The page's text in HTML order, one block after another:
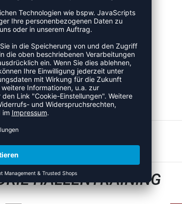
(Maße des Fußes:
HALLENTRAINING